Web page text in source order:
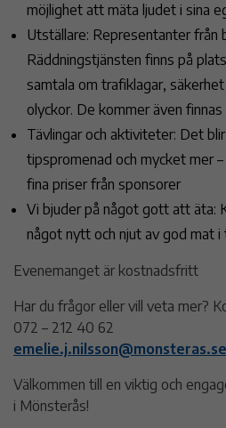
möjlighet att mäta ljudet i sina
Utställare: Representanter från
Räddningstjänsten finns på
samtala om trafiklagar,
olyckor. De kommer även
Tävlingar och aktiviteter: Det
tipspromenad och mycket mer
fina priser från sponsorer
Vi bjuder på något gott att äta:
något nytt och njut av god mat i
Evenemanget är kostnadsfritt
Har du frågor eller vill veta mer?
072 – 212 40 62
emelie.j.nilsson@monsteras.se
Välkommen till en viktig och
i Mönsterås!